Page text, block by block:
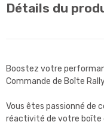
Détails du
Boostez votre
Commande de Boîte
Vous êtes passionné de
réactivité de votre boîte